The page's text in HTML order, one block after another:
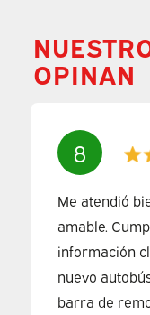
OPINAN
8
Me atendió
amable.
información
nuevo
barra de